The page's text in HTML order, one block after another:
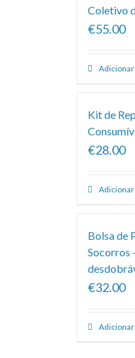
Coletivo
€55.00
Adicionar
Kit de
€28.00
Adicionar
Bolsa de
Socorros
€32.00
Adicionar